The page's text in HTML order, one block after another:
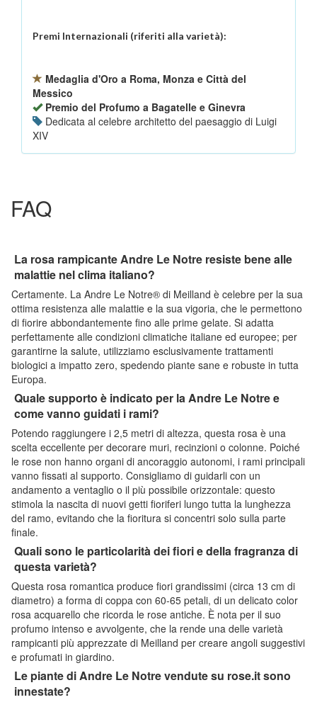
Premi Internazionali (riferiti alla varietà):
Medaglia d'Oro a Roma, Monza e Città del
Messico
Premio del Profumo a Bagatelle e Ginevra
Dedicata al celebre architetto del paesaggio di Luigi
XIV
FAQ
La rosa rampicante Andre Le Notre resiste bene alle
malattie nel clima italiano?
Certamente. La Andre Le Notre® di Meilland è celebre per la sua
ottima resistenza alle malattie e la sua vigoria, che le permettono
di fiorire abbondantemente fino alle prime gelate. Si adatta
perfettamente alle condizioni climatiche italiane ed europee; per
garantirne la salute, utilizziamo esclusivamente trattamenti
biologici a impatto zero, spedendo piante sane e robuste in tutta
Europa.
Quale supporto è indicato per la Andre Le Notre e
come vanno guidati i rami?
Potendo raggiungere i 2,5 metri di altezza, questa rosa è una
scelta eccellente per decorare muri, recinzioni o colonne. Poiché
le rose non hanno organi di ancoraggio autonomi, i rami principali
vanno fissati al supporto. Consigliamo di guidarli con un
andamento a ventaglio o il più possibile orizzontale: questo
stimola la nascita di nuovi getti fioriferi lungo tutta la lunghezza
del ramo, evitando che la fioritura si concentri solo sulla parte
finale.
Quali sono le particolarità dei fiori e della fragranza di
questa varietà?
Questa rosa romantica produce fiori grandissimi (circa 13 cm di
diametro) a forma di coppa con 60-65 petali, di un delicato color
rosa acquarello che ricorda le rose antiche. È nota per il suo
profumo intenso e avvolgente, che la rende una delle varietà
rampicanti più apprezzate di Meilland per creare angoli suggestivi
e profumati in giardino.
Le piante di Andre Le Notre vendute su rose.it sono
innestate?